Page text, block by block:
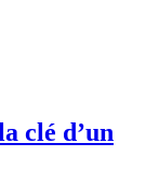
clé d’un